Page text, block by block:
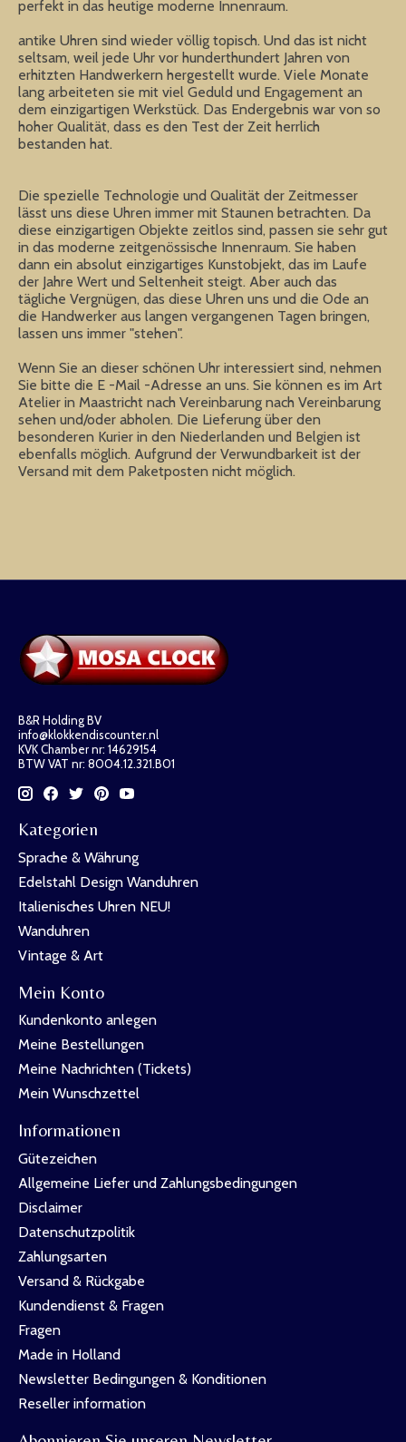
perfekt in das heutige moderne Innenraum.
antike Uhren sind wieder völlig topisch. Und das ist nicht
seltsam, weil jede Uhr vor hunderthundert Jahren von
erhitzten Handwerkern hergestellt wurde. Viele Monate
lang arbeiteten sie mit viel Geduld und Engagement an
dem einzigartigen Werkstück. Das Endergebnis war von so
hoher Qualität, dass es den Test der Zeit herrlich
bestanden hat.
Die spezielle Technologie und Qualität der Zeitmesser
lässt uns diese Uhren immer mit Staunen betrachten. Da
diese einzigartigen Objekte zeitlos sind, passen sie sehr gut
in das moderne zeitgenössische Innenraum. Sie haben
dann ein absolut einzigartiges Kunstobjekt, das im Laufe
der Jahre Wert und Seltenheit steigt. Aber auch das
tägliche Vergnügen, das diese Uhren uns und die Ode an
die Handwerker aus langen vergangenen Tagen bringen,
lassen uns immer "stehen".
Wenn Sie an dieser schönen Uhr interessiert sind, nehmen
Sie bitte die E -Mail -Adresse an uns. Sie können es im Art
Atelier in Maastricht nach Vereinbarung nach Vereinbarung
sehen und/oder abholen. Die Lieferung über den
besonderen Kurier in den Niederlanden und Belgien ist
ebenfalls möglich. Aufgrund der Verwundbarkeit ist der
Versand mit dem Paketposten nicht möglich.
B&R Holding BV
info@klokkendiscounter.nl
KVK Chamber nr: 14629154
BTW VAT nr: 8004.12.321.B01
Kategorien
Sprache & Währung
Edelstahl Design Wanduhren
Italienisches Uhren NEU!
Wanduhren
Vintage & Art
Mein Konto
Kundenkonto anlegen
Meine Bestellungen
Meine Nachrichten (Tickets)
Mein Wunschzettel
Informationen
Gütezeichen
Allgemeine Liefer und Zahlungsbedingungen
Disclaimer
Datenschutzpolitik
Zahlungsarten
Versand & Rückgabe
Kundendienst & Fragen
Fragen
Made in Holland
Newsletter Bedingungen & Konditionen
Reseller information